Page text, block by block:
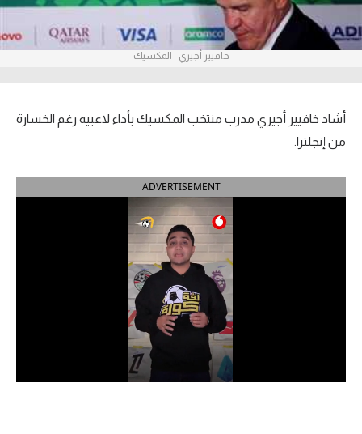
بطولات
الدوري الإنجليزي الممتاز
الدوري الإسباني
الدوري السعودي للمحترفين
خافيير أجيري - المكسيك
أشاد خافيير أجيري مدرب منتخب المكسيك بأداء لاعبيه رغم الخسارة
من إنجلترا.
ADVERTISEMENT